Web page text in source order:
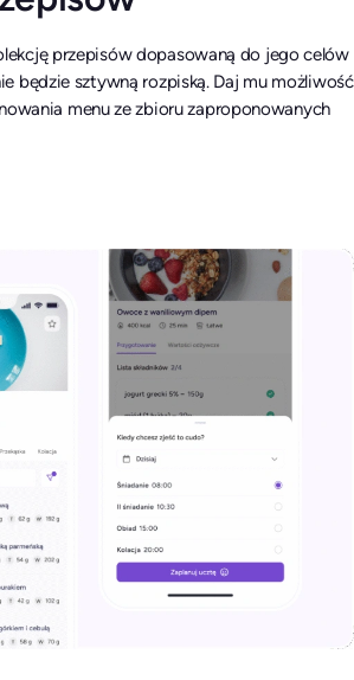
przepisów dopasowaną do jego celów
będzie sztywną rozpiską. Daj mu możliwość
menu ze zbioru zaproponowanych